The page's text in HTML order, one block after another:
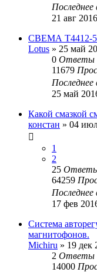
Последнее
21 авг
СВЕМА Т4412-
Lotus » 25 май
0 Ответы
11679
Последнее
25 май
Какой смазкой
констан » 04
1
2
25
64259
Последнее
17 фев
Система
магнитофонов.
Michiru » 19 дек
2 Ответы
14000